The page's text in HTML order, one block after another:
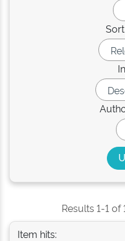
Results 1-1
Item hits: